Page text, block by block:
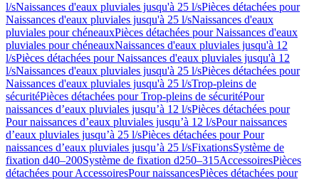
l/sNaissances d'eaux pluviales jusqu'à 25 l/sPièces détachées pour
Naissances d'eaux pluviales jusqu'à 25 l/sNaissances d'eaux
pluviales pour chéneauxPièces détachées pour Naissances d'eaux
pluviales pour chéneauxNaissances d'eaux pluviales jusqu'à 12
l/sPièces détachées pour Naissances d'eaux pluviales jusqu'à 12
l/sNaissances d'eaux pluviales jusqu'à 25 l/sPièces détachées pour
Naissances d'eaux pluviales jusqu'à 25 l/sTrop-pleins de
sécuritéPièces détachées pour Trop-pleins de sécuritéPour
naissances d’eaux pluviales jusqu’à 12 l/sPièces détachées pour
Pour naissances d’eaux pluviales jusqu’à 12 l/sPour naissances
d’eaux pluviales jusqu’à 25 l/sPièces détachées pour Pour
naissances d’eaux pluviales jusqu’à 25 l/sFixationsSystème de
fixation d40–200Système de fixation d250–315AccessoiresPièces
détachées pour AccessoiresPour naissancesPièces détachées pour